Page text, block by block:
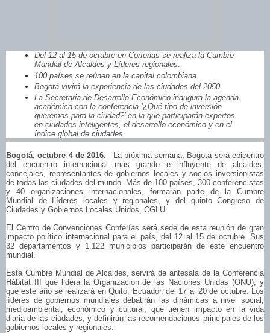
Del 12 al 15 de octubre en Corferias se realiza la Cumbre
Mundial de Alcaldes y Líderes regionales.
100 países se reúnen en la capital colombiana.
Bogotá vivirá la experiencia de las ciudades del 2050.
La Secretaria de Desarrollo Económico inaugura la agenda
académica con la conferencia ‘¿Qué tipo de inversión
queremos para la ciudad?’ en la que participarán expertos
en ciudades inteligentes, el desarrollo económico y en el
índice global de ciudades.
Bogotá, octubre 4 de 2016._
La próxima semana, Bogotá será epicentro
del encuentro internacional más grande e influyente de alcaldes,
concejales, representantes de gobiernos locales y socios inversionistas
de todas las ciudades del mundo. Más de 100 países, 300 conferencistas
y 40 organizaciones internacionales, formarán parte de la Cumbre
Mundial de Líderes locales y regionales, y del quinto Congreso de
Ciudades y Gobiernos Locales Unidos, CGLU.
El Centro de Convenciones Conferías será sede de esta reunión de gran
impacto político internacional para el país, del 12 al 15 de octubre. Sus
32 departamentos y 1.122 municipios participarán de este encuentro
mundial.
Esta Cumbre Mundial de Alcaldes, servirá de antesala de la Conferencia
Hábitat III que lidera la Organización de las Naciones Unidas (ONU), y
que este año se realizará en Quito, Ecuador, del 17 al 20 de octubre. Los
líderes de gobiernos mundiales debatirán las dinámicas a nivel social,
medioambiental, económico y cultural, que tienen impacto en la vida
diaria de las ciudades, y definirán las recomendaciones principales de los
gobiernos locales y regionales.